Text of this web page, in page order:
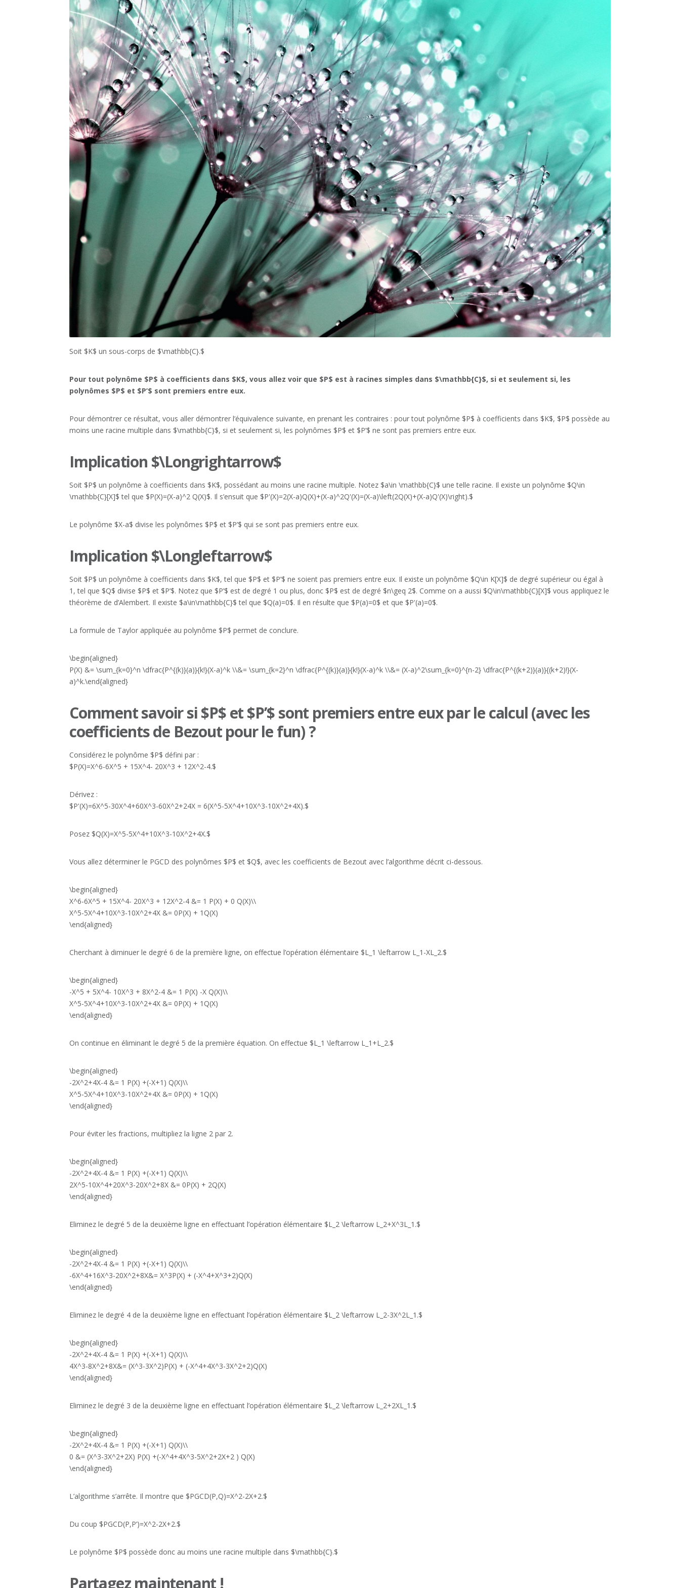
Soit $K$ un sous-corps de $\mathbb{C}.$
Pour tout polynôme $P$ à coefficients dans $K$, vous allez voir que $P$ est à racines simples dans $\mathbb{C}$, si et seulement si, les
polynômes $P$ et $P’$ sont premiers entre eux.
Pour démontrer ce résultat, vous aller démontrer l’équivalence suivante, en prenant les contraires : pour tout polynôme $P$ à coefficients dans $K$, $P$ possède au
moins une racine multiple dans $\mathbb{C}$, si et seulement si, les polynômes $P$ et $P’$ ne sont pas premiers entre eux.
Implication $\Longrightarrow$
Soit $P$ un polynôme à coefficients dans $K$, possédant au moins une racine multiple. Notez $a\in \mathbb{C}$ une telle racine. Il existe un polynôme $Q\in
\mathbb{C}[X]$ tel que $P(X)=(X-a)^2 Q(X)$. Il s’ensuit que $P'(X)=2(X-a)Q(X)+(X-a)^2Q'(X)=(X-a)\left(2Q(X)+(X-a)Q'(X)\right).$
Le polynôme $X-a$ divise les polynômes $P$ et $P’$ qui se sont pas premiers entre eux.
Implication $\Longleftarrow$
Soit $P$ un polynôme à coefficients dans $K$, tel que $P$ et $P’$ ne soient pas premiers entre eux. Il existe un polynôme $Q\in K[X]$ de degré supérieur ou égal à
1, tel que $Q$ divise $P$ et $P’$. Notez que $P’$ est de degré 1 ou plus, donc $P$ est de degré $n\geq 2$. Comme on a aussi $Q\in\mathbb{C}[X]$ vous appliquez le
théorème de d’Alembert. Il existe $a\in\mathbb{C}$ tel que $Q(a)=0$. Il en résulte que $P(a)=0$ et que $P'(a)=0$.
La formule de Taylor appliquée au polynôme $P$ permet de conclure.
\begin{aligned}
P(X) &= \sum_{k=0}^n \dfrac{P^{(k)}(a)}{k!}(X-a)^k \\&= \sum_{k=2}^n \dfrac{P^{(k)}(a)}{k!}(X-a)^k \\&= (X-a)^2\sum_{k=0}^{n-2} \dfrac{P^{(k+2)}(a)}{(k+2)!}(X-
a)^k.\end{aligned}
Comment savoir si $P$ et $P’$ sont premiers entre eux par le calcul (avec les
coefficients de Bezout pour le fun) ?
Considérez le polynôme $P$ défini par :
$P(X)=X^6-6X^5 + 15X^4- 20X^3 + 12X^2-4.$
Dérivez :
$P'(X)=6X^5-30X^4+60X^3-60X^2+24X = 6(X^5-5X^4+10X^3-10X^2+4X).$
Posez $Q(X)=X^5-5X^4+10X^3-10X^2+4X.$
Vous allez déterminer le PGCD des polynômes $P$ et $Q$, avec les coefficients de Bezout avec l’algorithme décrit ci-dessous.
\begin{aligned}
X^6-6X^5 + 15X^4- 20X^3 + 12X^2-4 &= 1 P(X) + 0 Q(X)\\
X^5-5X^4+10X^3-10X^2+4X &= 0P(X) + 1Q(X)
\end{aligned}
Cherchant à diminuer le degré 6 de la première ligne, on effectue l’opération élémentaire $L_1 \leftarrow L_1-XL_2.$
\begin{aligned}
-X^5 + 5X^4- 10X^3 + 8X^2-4 &= 1 P(X) -X Q(X)\\
X^5-5X^4+10X^3-10X^2+4X &= 0P(X) + 1Q(X)
\end{aligned}
On continue en éliminant le degré 5 de la première équation. On effectue $L_1 \leftarrow L_1+L_2.$
\begin{aligned}
-2X^2+4X-4 &= 1 P(X) +(-X+1) Q(X)\\
X^5-5X^4+10X^3-10X^2+4X &= 0P(X) + 1Q(X)
\end{aligned}
Pour éviter les fractions, multipliez la ligne 2 par 2.
\begin{aligned}
-2X^2+4X-4 &= 1 P(X) +(-X+1) Q(X)\\
2X^5-10X^4+20X^3-20X^2+8X &= 0P(X) + 2Q(X)
\end{aligned}
Eliminez le degré 5 de la deuxième ligne en effectuant l’opération élémentaire $L_2 \leftarrow L_2+X^3L_1.$
\begin{aligned}
-2X^2+4X-4 &= 1 P(X) +(-X+1) Q(X)\\
-6X^4+16X^3-20X^2+8X&= X^3P(X) + (-X^4+X^3+2)Q(X)
\end{aligned}
Eliminez le degré 4 de la deuxième ligne en effectuant l’opération élémentaire $L_2 \leftarrow L_2-3X^2L_1.$
\begin{aligned}
-2X^2+4X-4 &= 1 P(X) +(-X+1) Q(X)\\
4X^3-8X^2+8X&= (X^3-3X^2)P(X) + (-X^4+4X^3-3X^2+2)Q(X)
\end{aligned}
Eliminez le degré 3 de la deuxième ligne en effectuant l’opération élémentaire $L_2 \leftarrow L_2+2XL_1.$
\begin{aligned}
-2X^2+4X-4 &= 1 P(X) +(-X+1) Q(X)\\
0 &= (X^3-3X^2+2X) P(X) +(-X^4+4X^3-5X^2+2X+2 ) Q(X)
\end{aligned}
L’algorithme s’arrête. Il montre que $PGCD(P,Q)=X^2-2X+2.$
Du coup $PGCD(P,P’)=X^2-2X+2.$
Le polynôme $P$ possède donc au moins une racine multiple dans $\mathbb{C}.$
Partagez maintenant !